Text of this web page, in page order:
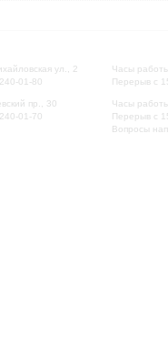
ул., 2
01-80
пр., 30
01-70
Часы
Перерыв с
Часы
Перерыв с
Вопросы